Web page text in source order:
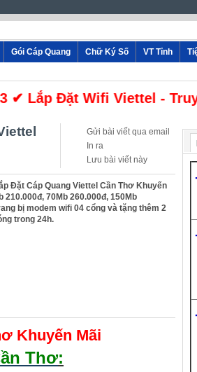
Gói Cáp Quang Chữ Ký Số VT Tỉnh
Lắp Đặt Wifi Viettel -
Gửi bài viết qua email
In ra
Lưu bài viết này
Đặt Cáp Quang Viettel Cần Thơ Khuyến
210.000đ, 70Mb 260.000đ, 150Mb
bị modem wifi 04 cổng và tặng thêm 2
trong 24h.
Khuyến Mãi
Thơ: